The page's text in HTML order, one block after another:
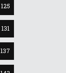
125
131
137